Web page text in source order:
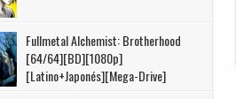
Fullmetal Alchemist: Brotherhood
[64/64][BD][1080p]
[Latino+Japonés][Mega-Drive]